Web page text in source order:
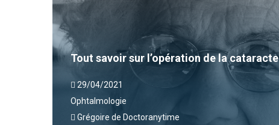
Tout savoir sur l’opération de la cataracte
29/04/2021
Ophtalmologie
Grégoire de Doctoranytime